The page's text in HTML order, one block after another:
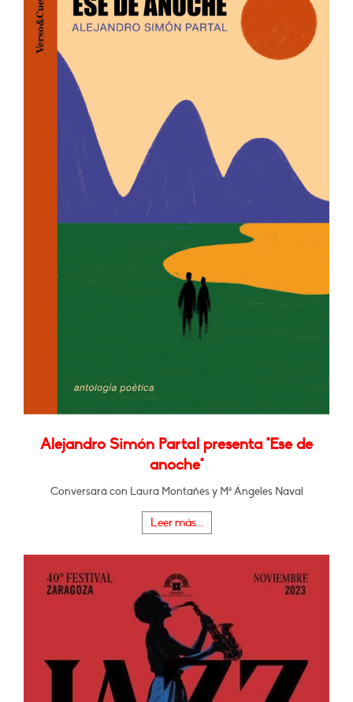
Alejandro Simón Partal presenta "Ese de
anoche"
Conversará con Laura Montañés y Mª Ángeles Naval
Leer más...